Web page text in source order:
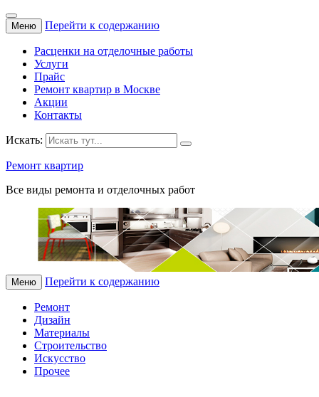
Меню Перейти к содержанию
Расценки на отделочные работы
Услуги
Прайс
Ремонт квартир в Москве
Акции
Контакты
Искать:
Ремонт квартир
Все виды ремонта и отделочных работ
Меню Перейти к содержанию
Ремонт
Дизайн
Материалы
Строительство
Искусство
Прочее